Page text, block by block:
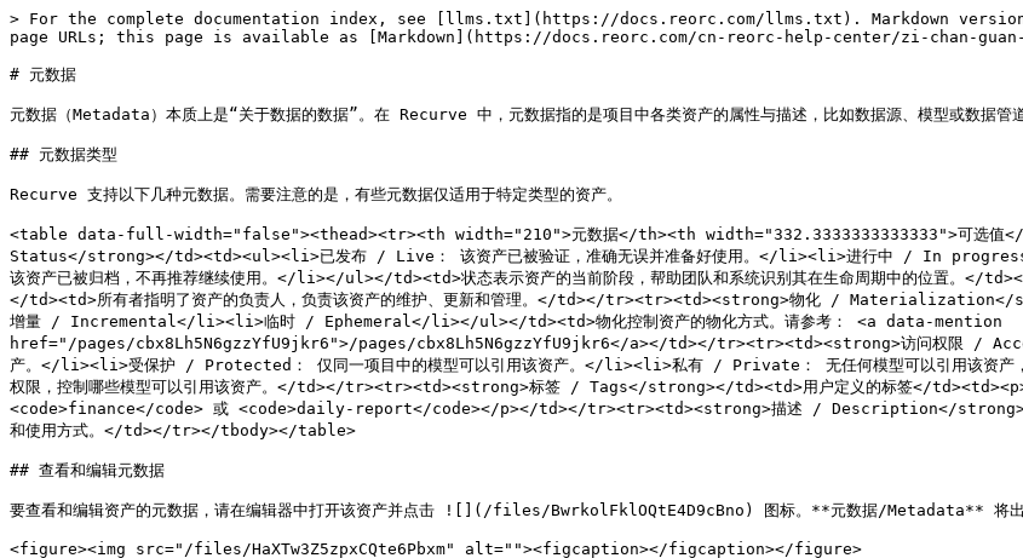
> For the complete documentation index, see [llms.txt](https://docs.reorc.com/llms.txt). Markdown
page URLs; this page is available as [Markdown](https://docs.reorc.com/cn-reorc-help-center/zi-chan-
# 元数据
元数据（Metadata）本质上是“关于数据的数据”。在 Recurve 中，元数据指的是项目中各类资产的属性与描述，比如数据源、模型或数据管
## 元数据类型
Recurve 支持以下几种元数据。需要注意的是，有些元数据仅适用于特定类型的资产。
<table data-full-width="false"><thead><tr><th width="210">元数据</th><th width="332.3333333333333">可选值
Status</strong></td><td><ul><li>已发布 / Live： 该资产已被验证，准确无误并准备好使用。</li><li>进行中 / In progress
该资产已被归档，不再推荐继续使用。</li></ul></td><td>状态表示资产的当前阶段，帮助团队和系统识别其在生命周期中的位置
</td><td>所有者指明了资产的负责人，负责该资产的维护、更新和管理。</td></tr><tr><td><strong>物化 /
增量 / Incremental</li><li>临时 / Ephemeral</li></ul></td><td>物化控制资产的物化方式。请参考： <a data-mention
href="/pages/cbx8Lh5N6gzzYfU9jkr6">/pages/cbx8Lh5N6gzzYfU9jkr6</a></td></tr><tr><td><strong>访问权限 /
产。</li><li>受保护 / Protected： 仅同一项目中的模型可以引用该资产。</li><li>私有 / Private： 无任何模型可以引用该资产
权限，控制哪些模型可以引用该资产。</td></tr><tr><td><strong>标签 / Tags</strong></td><td>用户定义的标签</td><td><p>成
<code>finance</code> 或 <code>daily-report</code></p></td></tr><tr><td><strong>描述 / Description</strong></
和使用方式。</td></tr></tbody></table>
## 查看和编辑元数据
要查看和编辑资产的元数据，请在编辑器中打开该资产并点击 ![](/files/BwrkolFklOQtE4D9cBno) 图标。**元数据/Metadata** 将出现